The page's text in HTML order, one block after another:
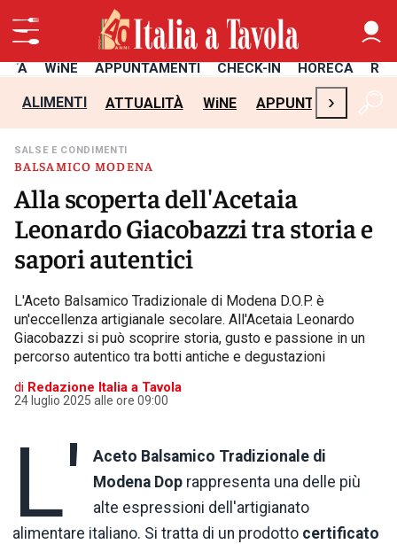
WiNE APPUNTAMENTI CHECK-IN HORECA
ALIMENTI ATTUALITÀ WiNE APPUNTAMENTI
›
BALSAMICO MODENA
SALSE E CONDIMENTI
Alla scoperta dell'Acetaia
Leonardo Giacobazzi tra storia e
sapori autentici
L'Aceto Balsamico Tradizionale di Modena D.O.P. è
un'eccellenza artigianale secolare. All'Acetaia Leonardo
Giacobazzi si può scoprire storia, gusto e passione in un
percorso autentico tra botti antiche e degustazioni
di Redazione Italia a Tavola
24 luglio 2025 alle ore 09:00
L'
Aceto Balsamico Tradizionale di
Modena Dop rappresenta una delle più
alte espressioni dell'artigianato
alimentare italiano. Si tratta di un prodotto certificato